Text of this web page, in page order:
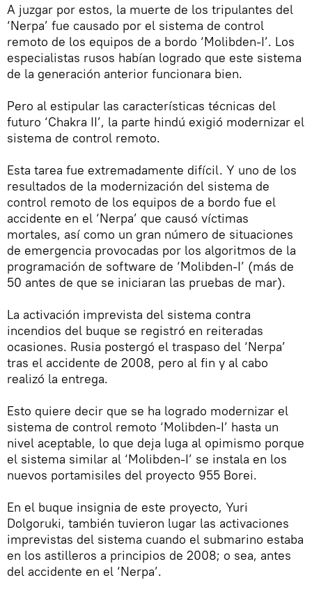
A juzgar por estos, la muerte de los tripulantes del
‘Nerpa’ fue causado por el sistema de control
remoto de los equipos de a bordo ‘Molibden-I’. Los
especialistas rusos habían logrado que este sistema
de la generación anterior funcionara bien.
Pero al estipular las características técnicas del
futuro ‘Chakra II’, la parte hindú exigió modernizar el
sistema de control remoto.
Esta tarea fue extremadamente difícil. Y uno de los
resultados de la modernización del sistema de
control remoto de los equipos de a bordo fue el
accidente en el ‘Nerpa’ que causó víctimas
mortales, así como un gran número de situaciones
de emergencia provocadas por los algoritmos de la
programación de software de ‘Molibden-I’ (más de
50 antes de que se iniciaran las pruebas de mar).
La activación imprevista del sistema contra
incendios del buque se registró en reiteradas
ocasiones. Rusia postergó el traspaso del ‘Nerpa’
tras el accidente de 2008, pero al fin y al cabo
realizó la entrega.
Esto quiere decir que se ha logrado modernizar el
sistema de control remoto ‘Molibden-I’ hasta un
nivel aceptable, lo que deja luga al opimismo porque
el sistema similar al ‘Molibden-I’ se instala en los
nuevos portamisiles del proyecto 955 Borei.
En el buque insignia de este proyecto, Yuri
Dolgoruki, también tuvieron lugar las activaciones
imprevistas del sistema cuando el submarino estaba
en los astilleros a principios de 2008; o sea, antes
del accidente en el ‘Nerpa’.